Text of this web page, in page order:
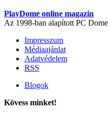
PlayDome online magazin
Az 1998-ban alapított PC
Impresszum
Médiaajánlat
Adatvédelem
RSS
Blogok
Kövess minket!